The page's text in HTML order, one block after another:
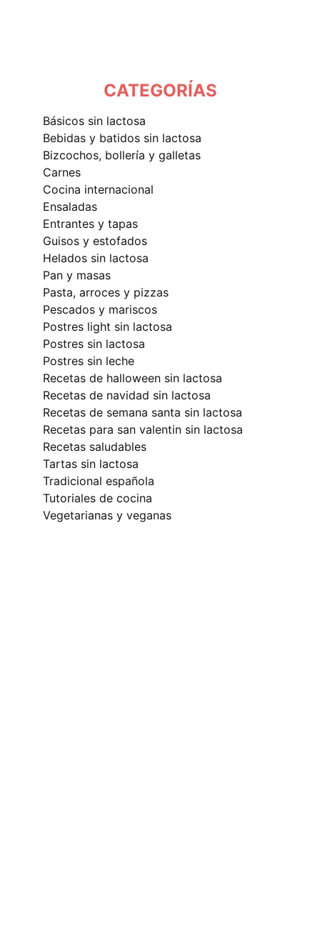
CATEGORÍAS
básicos sin lactosa
bebidas y batidos sin lactosa
bizcochos, bollería y galletas
carnes
cocina internacional
ensaladas
entrantes y tapas
guisos y estofados
helados sin lactosa
pan y masas
pasta, arroces y pizzas
pescados y mariscos
postres light sin lactosa
postres sin lactosa
postres sin leche
recetas de halloween sin lactosa
recetas de navidad sin lactosa
recetas de semana santa sin lactosa
recetas para san valentin sin lactosa
recetas saludables
tartas sin lactosa
tradicional española
tutoriales de cocina
vegetarianas y veganas